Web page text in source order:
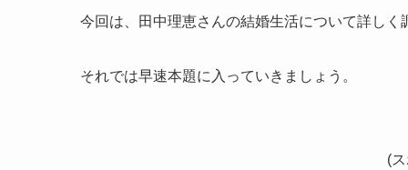
今回は、田中理恵さんの結婚生活について詳しく
それでは早速本題に入っていきましょう。
(